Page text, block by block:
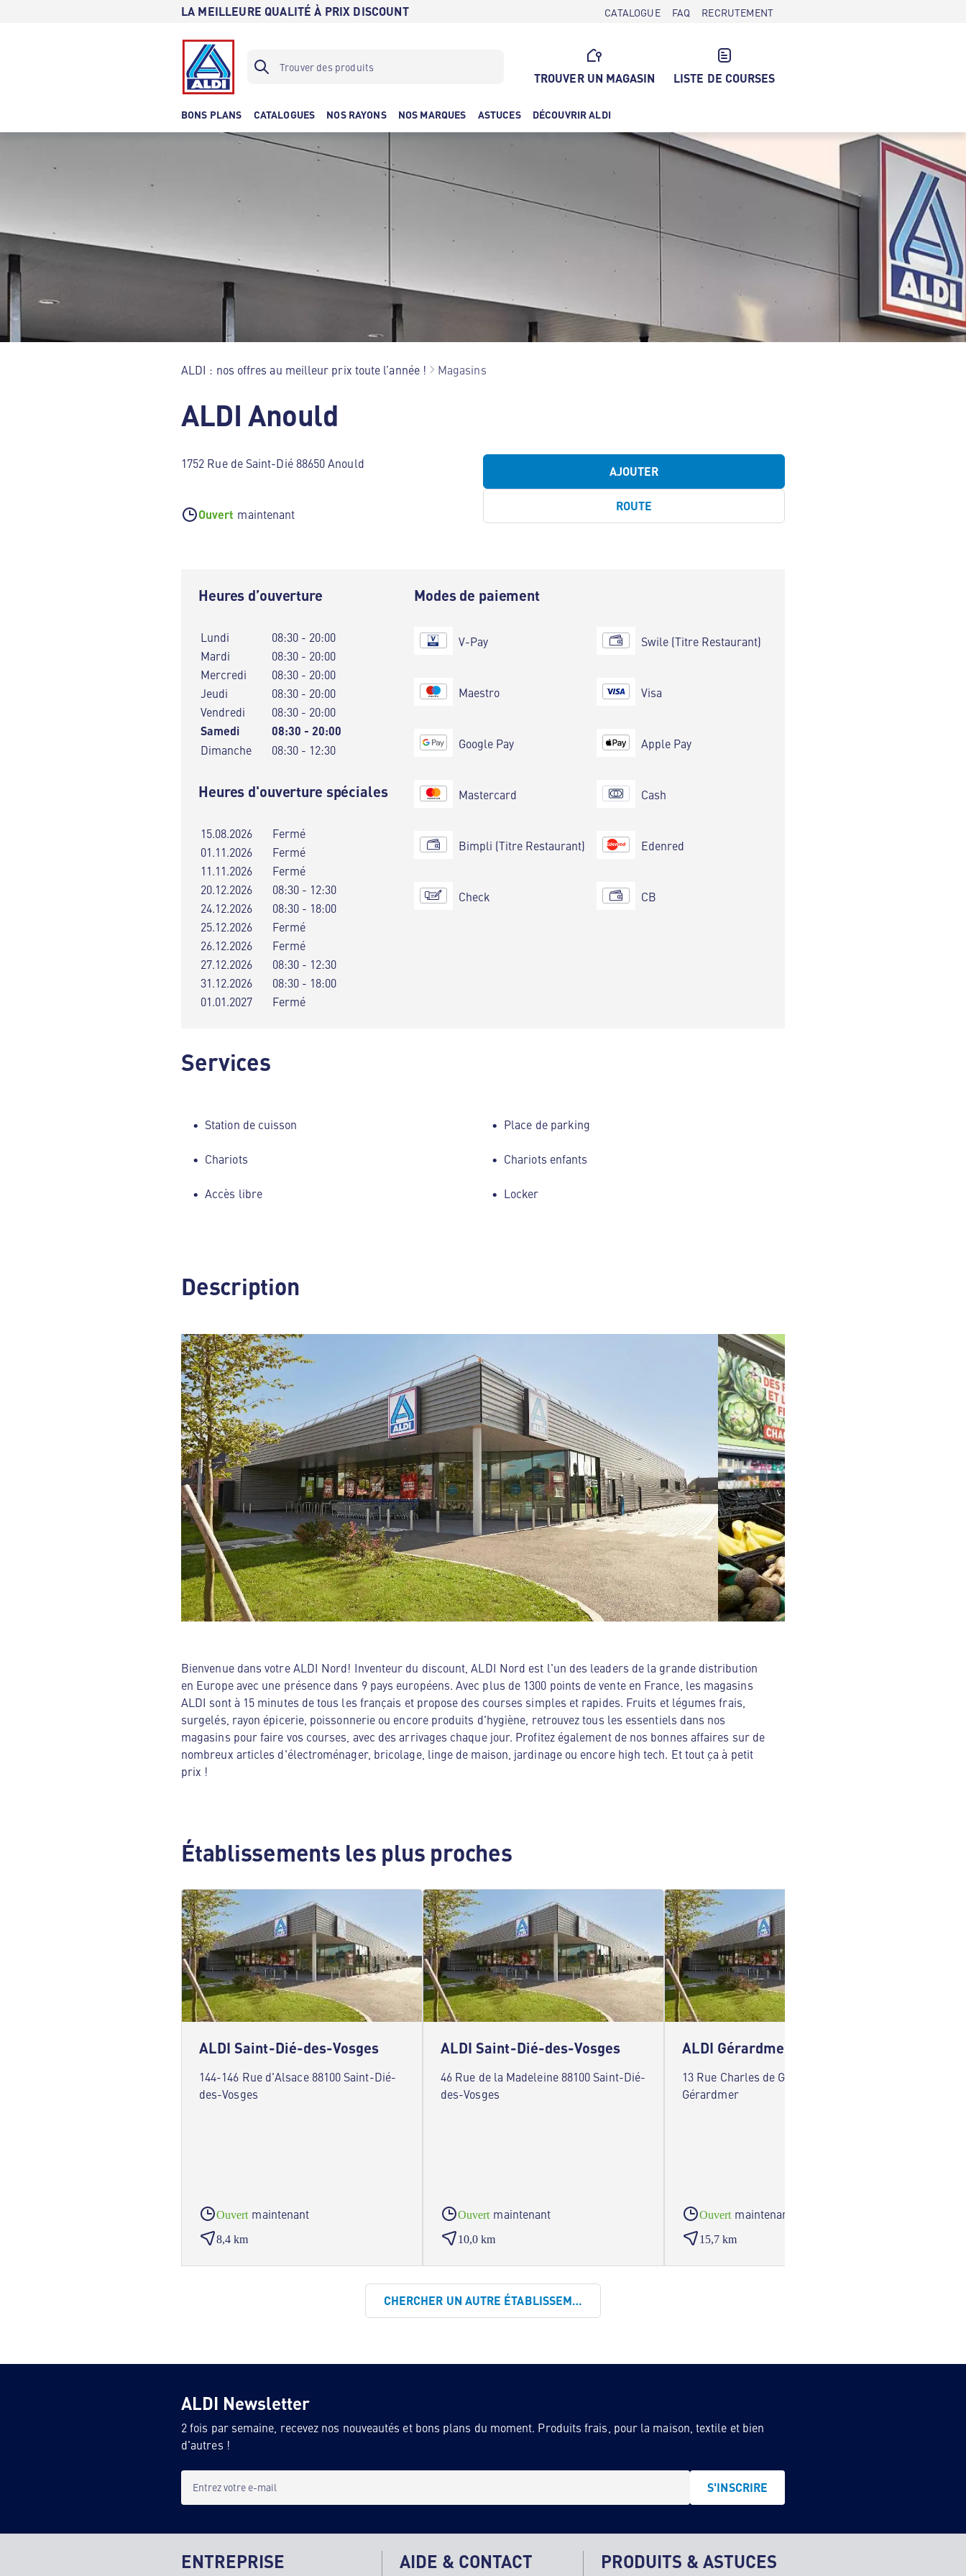
LA MEILLEURE QUALITÉ À PRIX DISCOUNT CATALOGUE FAQ RECRUTEMENT
TROUVER UN MAGASIN LISTE DE COURSES
BONS PLANS CATALOGUES NOS RAYONS NOS MARQUES ASTUCES DÉCOUVRIR ALDI
ALDI : nos offres au meilleur prix toute l’année ! Magasins
ALDI Anould
1752 Rue de Saint-Dié 88650 Anould
Ouvert maintenant
AJOUTER
ROUTE
Heures d’ouverture
Lundi
08:30 - 20:00
Mardi
08:30 - 20:00
Mercredi
08:30 - 20:00
Jeudi
08:30 - 20:00
Vendredi
08:30 - 20:00
Samedi 08:30 - 20:00
Dimanche 08:30 - 12:30
Heures d'ouverture spéciales
15.08.2026
Fermé
01.11.2026
Fermé
11.11.2026
Fermé
20.12.2026
08:30 - 12:30
24.12.2026
08:30 - 18:00
25.12.2026
Fermé
26.12.2026
Fermé
27.12.2026
08:30 - 12:30
31.12.2026
08:30 - 18:00
01.01.2027
Fermé
Modes de paiement
V-Pay
Maestro
Google Pay
Mastercard
Bimpli (Titre Restaurant)
Check
Swile (Titre Restaurant)
Visa
Apple Pay
Cash
Edenred
CB
Services
Station de cuisson Place de parking
Chariots Chariots enfants
Accès libre Locker
Description
Bienvenue dans votre ALDI Nord! Inventeur du discount, ALDI Nord est l'un des leaders de la grande distribution
en Europe avec une présence dans 9 pays européens. Avec plus de 1300 points de vente en France, les magasins
ALDI sont à 15 minutes de tous les français et propose des courses simples et rapides. Fruits et légumes frais,
surgelés, rayon épicerie, poissonnerie ou encore produits d'hygiène, retrouvez tous les essentiels dans nos
magasins pour faire vos courses, avec des arrivages chaque jour. Profitez également de nos bonnes affaires sur de
nombreux articles d'électroménager, bricolage, linge de maison, jardinage ou encore high tech. Et tout ça à petit
prix !
Établissements les plus proches
ALDI Saint-Dié-des-Vosges
144-146 Rue d'Alsace 88100 Saint-Dié-
des-Vosges
Ouvert maintenant
8,4 km
ALDI Saint-Dié-des-Vosges
46 Rue de la Madeleine 88100 Saint-Dié-
des-Vosges
Ouvert maintenant
10,0 km
ALDI Gérardmer
13 Rue Charles de Gaulle 88400
Gérardmer
Ouvert maintenant
15,7 km
CHERCHER UN AUTRE ÉTABLISSEMENT
ALDI Newsletter
2 fois par semaine, recevez nos nouveautés et bons plans du moment. Produits frais, pour la maison, textile et bien
d'autres !
Entrez votre e-mail S'INSCRIRE
ENTREPRISE AIDE & CONTACT PRODUITS & ASTUCES